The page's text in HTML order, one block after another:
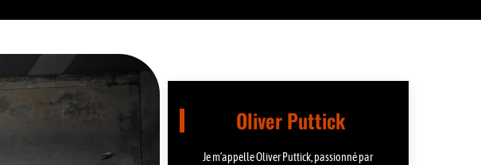
Oliver Puttick
Je m’appelle Oliver Puttick, passionné par